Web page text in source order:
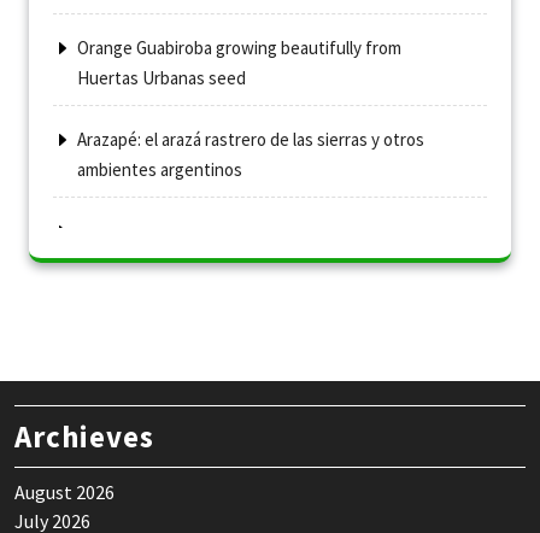
Orange Guabiroba growing beautifully from
Huertas Urbanas seed
Arazapé: el arazá rastrero de las sierras y otros
ambientes argentinos
Archieves
August 2026
July 2026